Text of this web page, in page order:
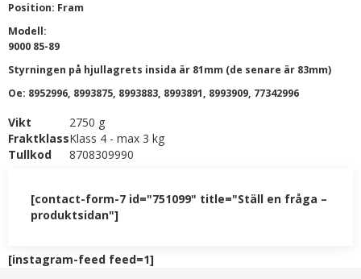
Position: Fram
Modell:
9000 85-89
Styrningen på hjullagrets insida är 81mm (de senare är 83mm)
Oe: 8952996, 8993875, 8993883, 8993891, 8993909, 77342996
Vikt
2750 g
FraktklassKlass 4 - max 3 kg
Tullkod
8708309990
[contact-form-7 id="751099" title="Ställ en fråga –
produktsidan"]
[instagram-feed feed=1]